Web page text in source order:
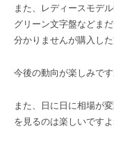
また、レディースモデ
グリーン文字盤などま
分かりませんが購入し
今後の動向が楽しみです
また、日に日に相場が
を見るのは楽しいです